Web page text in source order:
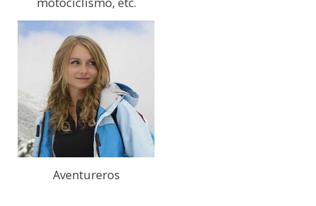
Aventureros